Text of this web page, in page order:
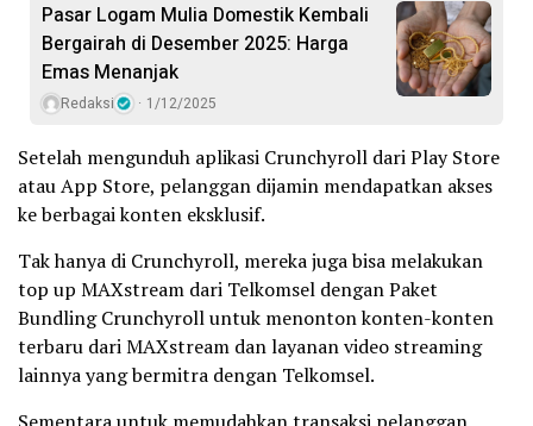
Pasar Logam Mulia Domestik Kembali
Bergairah di Desember 2025: Harga
Emas Menanjak
Redaksi 1/12/2025
Setelah mengunduh aplikasi Crunchyroll dari Play Store
atau App Store, pelanggan dijamin mendapatkan akses
ke berbagai konten eksklusif.
Tak hanya di Crunchyroll, mereka juga bisa melakukan
top up MAXstream dari Telkomsel dengan Paket
Bundling Crunchyroll untuk menonton konten-konten
terbaru dari MAXstream dan layanan video streaming
lainnya yang bermitra dengan Telkomsel.